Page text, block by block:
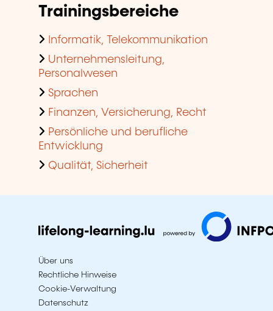
Trainingsbereiche
Informatik, Telekommunikation
Unternehmensleitung,
Personalwesen
Sprachen
Finanzen, Versicherung, Recht
Persönliche und berufliche
Entwicklung
Qualität, Sicherheit
Über uns
Rechtliche Hinweise
Cookie-Verwaltung
Datenschutz